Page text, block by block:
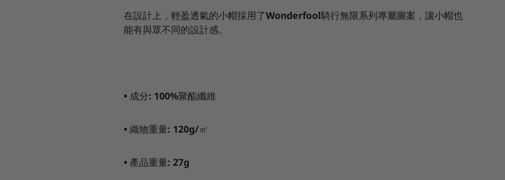
在設計上，輕盈透氣的小帽採用了Wonderfool騎行無限系列專屬圖案，讓小帽也
能有與眾不同的設計感。
• 成分: 100%聚酯纖維
• 織物重量: 120g/㎡
• 產品重量: 27g